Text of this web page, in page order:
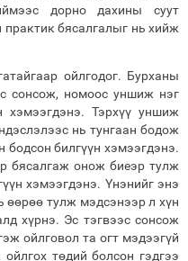
дорно дахины суут
практик бясалгалыг нь хийж
ойлгодог. Бурханы
сонсож, номоос уншиж нэг
хэмээгдэнэ. Тэрхүү уншиж
нь тунгаан бодож
билгүүн хэмээгдэнэ.
бясалгаж онож биеэр тулж
хэмээгдэнэ. Үнэнийг энэ
тулж мэдсэнээр л хүн
хүрнэ. Эс тэгвээс сонсож
ойлговол та огт мэдээгүй
төдий болсон гэдгээ